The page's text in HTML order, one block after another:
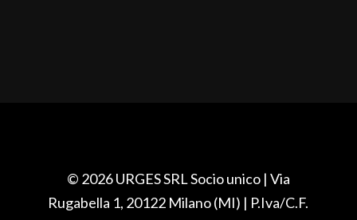
© 2026 URGES SRL Socio unico| Via
Rugabella 1, 20122 Milano (MI) | P.Iva/C.F.